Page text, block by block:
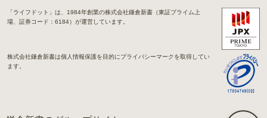
「ライフドット」は、1984年創業の株式会社鎌倉新書（東証プライム上
場、証券コード：6184）が運営しています。
株式会社鎌倉新書は個人情報保護を目的にプライバシーマークを取得してい
ます。